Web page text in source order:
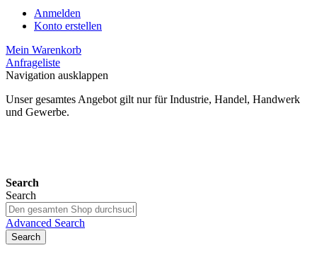
Anmelden
Konto erstellen
Mein Warenkorb
Anfrageliste
Navigation ausklappen
Unser gesamtes Angebot gilt nur für Industrie, Handel, Handwerk
und Gewerbe.
Search
Search
Advanced Search
Search